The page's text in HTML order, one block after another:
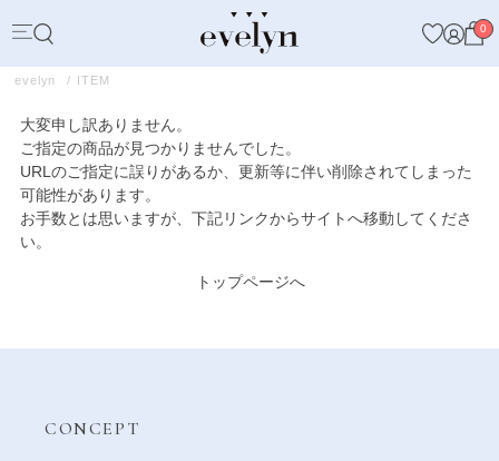
0
evelyn ITEM
大変申し訳ありません。
ご指定の商品が見つかりませんでした。
URLのご指定に誤りがあるか、更新等に伴い削除されてしまった
可能性があります。
お手数とは思いますが、下記リンクからサイトへ移動してくださ
い。
トップページへ
CONCEPT